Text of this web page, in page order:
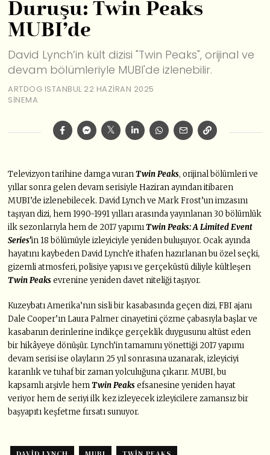
Duruşu: Twin Peaks
MUBI’de
David Lynch’in kült dizisi "Twin Peaks", orijinal ve
devam bölümleriyle MUBI'de izlenebilir.
ARTDOG ISTANBUL 22 HAZIRAN 2025
SINEMA
Televizyon tarihine damga vuranTwin Peaks, orijinal bölümleri ve
yıllar sonra gelen devam serisiyle Haziran ayından itibaren
MUBI’de izlenebilecek. David Lynch ve Mark Frost’un imzasını
taşıyan dizi, hem 1990-1991 yılları arasında yayınlanan 30 bölümlük
ilk sezonlarıyla hem de 2017 yapımıTwin Peaks: A Limited Event
Series’in 18 bölümüyle izleyiciyle yeniden buluşuyor. Ocak ayında
hayatını kaybeden David Lynch’e ithafen hazırlanan bu özel seçki,
gizemli atmosferi, polisiye yapısı ve gerçeküstü diliyle kültleşen
Twin Peaks evrenine yeniden davet niteliği taşıyor.
Kuzeybatı Amerika’nın sisli bir kasabasında geçen dizi, FBI ajanı
Dale Cooper’ın Laura Palmer cinayetini çözme çabasıyla başlar ve
kasabanın derinlerine indikçe gerçeklik duygusunu altüst eden
bir hikâyeye dönüşür. Lynch’in tamamını yönettiği 2017 yapımı
devam serisi ise olayların 25 yıl sonrasına uzanarak, izleyiciyi
karanlık ve tuhaf bir zaman yolculuğuna çıkarır. MUBI, bu
kapsamlı arşivle hemTwin Peaks efsanesine yeniden hayat
veriyor hem de seriyi ilk kez izleyecek izleyicilere zamansız bir
başyapıtı keşfetme fırsatı sunuyor.